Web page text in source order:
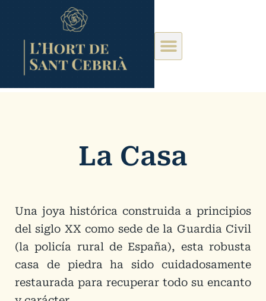
La Casa
Una joya histórica construida a principios
del siglo XX como sede de la Guardia Civil
(la policía rural de España), esta robusta
casa de piedra ha sido cuidadosamente
restaurada para recuperar todo su encanto